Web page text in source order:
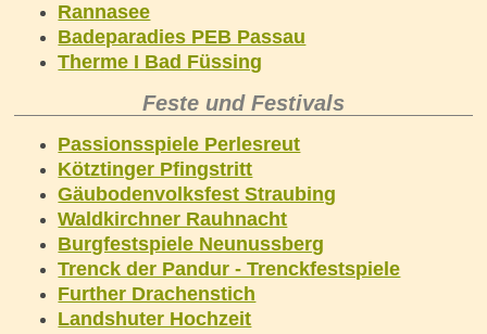
Rannasee
Badeparadies PEB Passau
Therme I Bad Füssing
Feste und Festivals
Passionsspiele Perlesreut
Kötztinger Pfingstritt
Gäubodenvolksfest Straubing
Waldkirchner Rauhnacht
Burgfestspiele Neunussberg
Trenck der Pandur - Trenckfestspiele
Further Drachenstich
Landshuter Hochzeit